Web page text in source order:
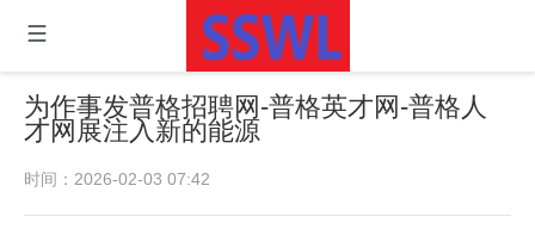
为作事发普格招聘网-普格英才网-普格人
才网展注入新的能源
时间：2026-02-03 07:42